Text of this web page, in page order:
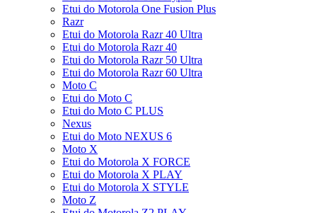
Etui do Motorola One Fusion Plus
Razr
Etui do Motorola Razr 40 Ultra
Etui do Motorola Razr 40
Etui do Motorola Razr 50 Ultra
Etui do Motorola Razr 60 Ultra
Moto C
Etui do Moto C
Etui do Moto C PLUS
Nexus
Etui do Moto NEXUS 6
Moto X
Etui do Motorola X FORCE
Etui do Motorola X PLAY
Etui do Motorola X STYLE
Moto Z